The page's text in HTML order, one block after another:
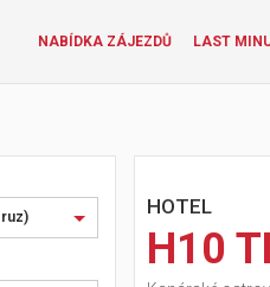
NABÍDKA ZÁJEZDŮ LAST
HOTEL
H10